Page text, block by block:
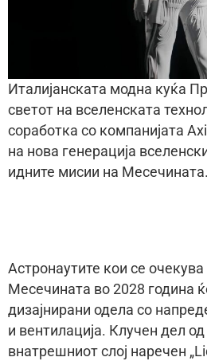
Италијанската модна куќа
светот на вселенската
соработка со компанијата
на нова генерација
идните мисии на Месечината.
Астронаутите кои се
Месечината во 2028 година
дизајнирани одела со
и вентилација. Клучен дел
внатрешниот слој наречен